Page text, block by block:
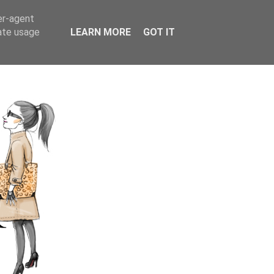
agent
usage
LEARN MORE GOT IT